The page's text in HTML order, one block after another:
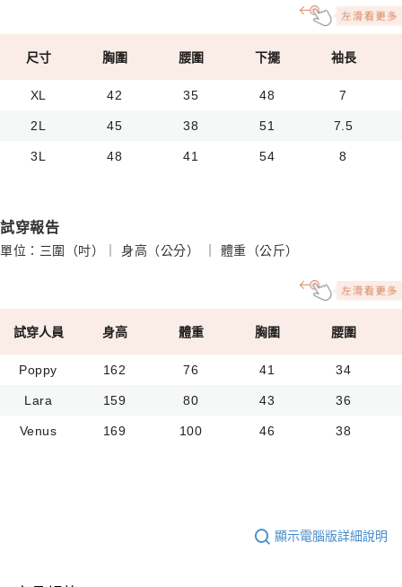
尺寸 胸圍 腰圍 下擺 袖長
XL 42 35 48 7
2L 45 38 51 7.5
3L 48 41 54 8
試穿報告
單位：三圍（吋）｜ 身高（公分） ｜ 體重（公斤）
試穿人員 身高 體重 胸圍 腰圍
Poppy 162 76 41 34
Lara 159 80 43 36
Venus 169 100 46 38
顯示電腦版詳細說明